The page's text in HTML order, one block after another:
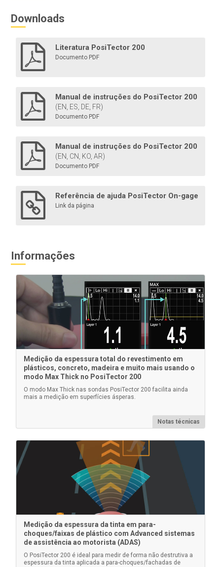
Operada por bateria e leve, essa impressora Bluetooth
imprime leituras e resumos estatísticos via Bluetooth
Padrões de espessura certificados
Verificar a precisão/operação de medidores de
espessura de revestimento. Componente importante
para atender aos requisitos da ISO/QS-9000 e de
controle de qualidade interno com precisão de
medição rastreável ao NIST ou PTB.
Saiba mais
Estojo PosiTector
Estojo rígido conveniente para transportar o corpo do
medidor PosiTector e várias sondas
Downloads
Literatura PosiTector 200
Documento PDF
Manual de instruções do PosiTector 200
(EN, ES, DE, FR)
Documento PDF
Manual de instruções do PosiTector 200
(EN, CN, KO, AR)
Documento PDF
Referência de ajuda PosiTector On-gage
Link da página
Informações
Medição da espessura total do revestimento em
plásticos, concreto, madeira e muito mais usando o
modo Max Thick no PosiTector 200
O modo Max Thick nas sondas PosiTector 200 facilita ainda
mais a medição em superfícies ásperas.
Notas técnicas
Medição da espessura da tinta em para-
choques/faixas de plástico com Advanced sistemas
de assistência ao motorista (ADAS)
O PosiTector 200 é ideal para medir de forma não destrutiva a
espessura da tinta aplicada a para-choques/fachadas de